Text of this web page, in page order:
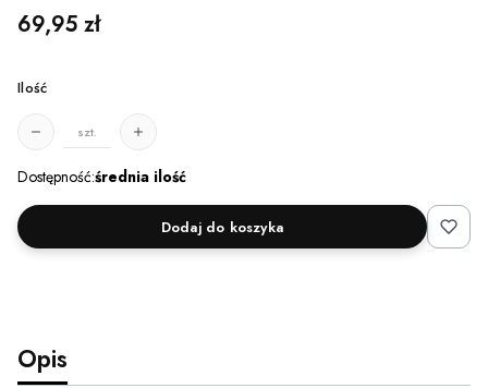
Cena
69,95 zł
Ilość
szt.
Dostępność:średnia ilość
Dodaj do koszyka
Opis